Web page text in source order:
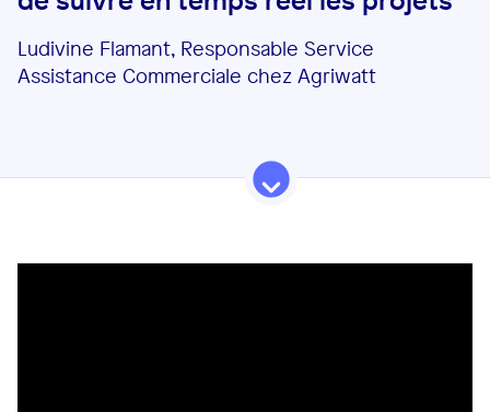
Ludivine Flamant, Responsable Service
Assistance Commerciale chez Agriwatt